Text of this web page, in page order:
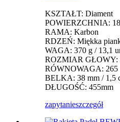
KSZTAŁT: Diament
POWIERZCHNIA:
RAMA: Karbon
RDZEŃ: Miękka
WAGA: 370 g / 13,1
ROZMIAR GŁOWY:
RÓWNOWAGA: 265
BELKA: 38 mm / 1,5
DŁUGOŚĆ: 455mm
zapytanieszczegół